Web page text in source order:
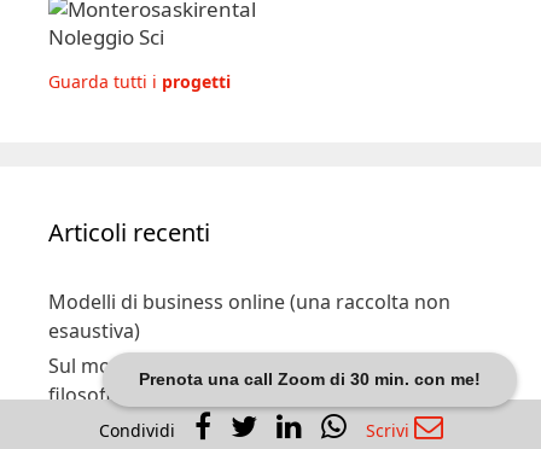
Prenota una call Zoom di 30 min. con me!
Guarda tutti i progetti
Articoli recenti
Modelli di business online (una raccolta non
esaustiva)
Sul morire (secondo Shelly Kagan). Lezioni di
filosofia sulla vita e la sua fine
Regole per una buona didattica a distanza per
Condividi Scrivi